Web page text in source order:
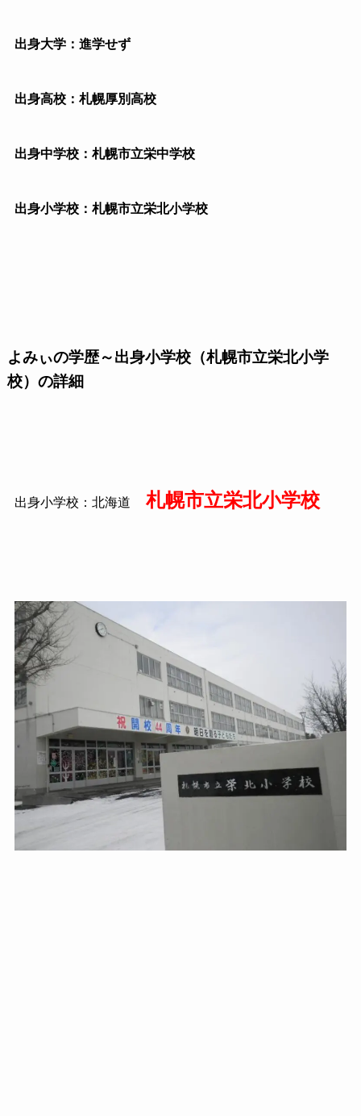
出身大学：進学せず
出身高校：札幌厚別高校
出身中学校：札幌市立栄中学校
出身小学校：札幌市立栄北小学校
よみぃの学歴～出身小学校（札幌市立栄北小学
校）の詳細
出身小学校：北海道 札幌市立栄北小学校